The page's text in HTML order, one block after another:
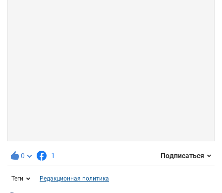
0 1 Подписаться
Теги Редакционная политика